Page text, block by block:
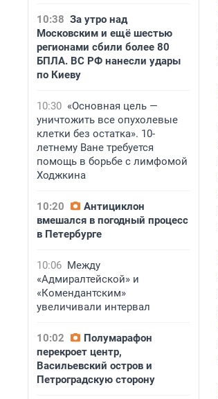
10:38 За утро над
Московским и ещё шестью
регионами сбили более 80
БПЛА. ВС РФ нанесли удары
по Киеву
10:30 «Основная цель —
уничтожить все опухолевые
клетки без остатка». 10-
летнему Ване требуется
помощь в борьбе с лимфомой
Ходжкина
10:20
Антициклон
вмешался в погодный процесс
в Петербурге
10:06 Между
«Адмиралтейской» и
«Комендантским»
увеличивали интервал
10:02
Полумарафон
перекроет центр,
Васильевский остров и
Петроградскую сторону